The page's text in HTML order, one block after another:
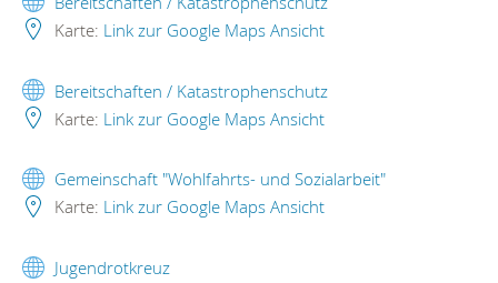
Karte: Link zur Google Maps Ansicht
Bereitschaften / Katastrophenschutz
Karte: Link zur Google Maps Ansicht
Gemeinschaft "Wohlfahrts- und Sozialarbeit"
Karte: Link zur Google Maps Ansicht
Jugendrotkreuz